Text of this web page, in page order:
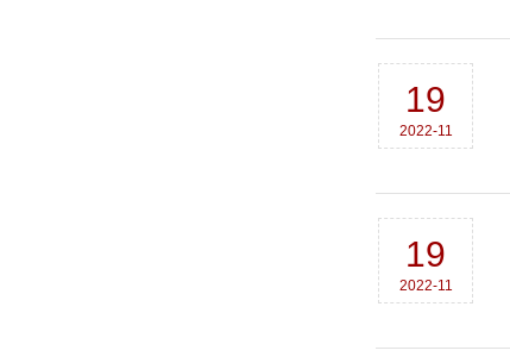
19
2022-11
19
2022-11